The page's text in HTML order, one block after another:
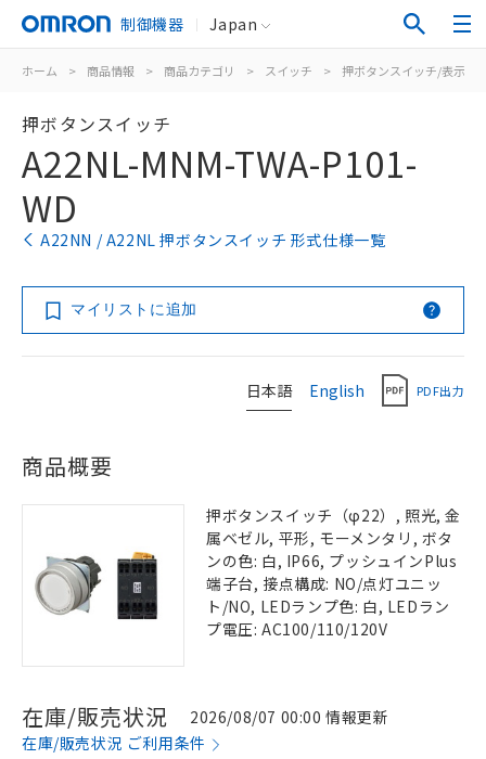
制御機器 Japan
ホーム > 商品情報 > 商品カテゴリ > スイッチ > 押ボタンスイッチ/表示灯
押ボタンスイッチ
A22NL-MNM-TWA-P101-
WD
A22NN / A22NL 押ボタンスイッチ 形式仕様一覧
マイリストに追加
日本語 English PDF出力
商品概要
押ボタンスイッチ（φ22）, 照光, 金
属ベゼル, 平形, モーメンタリ, ボタ
ンの色: 白, IP66, プッシュインPlus
端子台, 接点構成: NO/点灯ユニッ
ト/NO, LEDランプ色: 白, LEDラン
プ電圧: AC100/110/120V
在庫/販売状況
2026/08/07 00:00 情報更新
在庫/販売状況 ご利用条件